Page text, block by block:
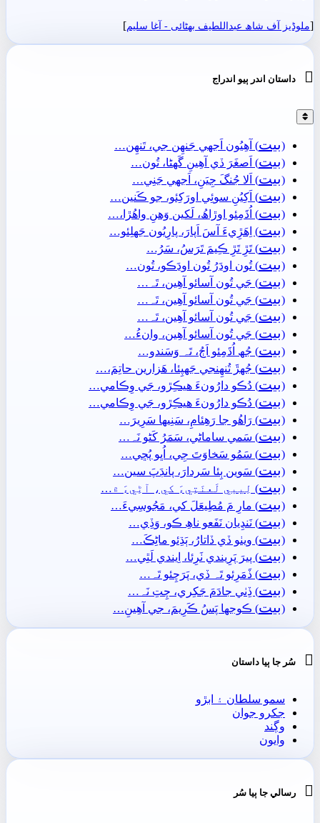
[ملوڈیز آف شاھ عبداللطیف بھٹائی - آغا سليم]
 داستان اندر ٻيو اندراج
(بيت) آھِيُون اَجهي جَنھِن جي، تَنھِن…
(بيت) اَصغَرَ ڏي آھِينِ گَهڻا، تُون…
(بيت) اَلا جُنگَ جِيَنِ، اَجهي جَنِي…
(بيت) اَکِيُنِ سوئِي اورَکِئو، جو ڪَنين…
(بيت) اُڌَمِئو اوڙاھُ، لَکين وَھنِ واھُڙا،…
(بيت) اِھَڙِيءَ آسَ اَپارَ، پارِيُون جَهلِئو…
(بيت) تَڙِ تَڙِ ڪِيمَ تَرَسُ، سَرُ…
(بيت) تُون اوڍَرُ تُون اوڍَڪو، تُون…
(بيت) جَي تُون آسائو آھِين، تَہ…
(بيت) جَي تُون آسائو آھِين، تَہ…
(بيت) جَي تُون آسائو آھِين، تَہ…
(بيت) جَي تُون آسائو آھِين، وانءُ…
(بيت) جُھ اُڌَمِئو اَڄُ، تَہ وَسَندو…
(بيت) جُھڙَ تُنھِنجي جَهپِئا، ھَزارين حاتِمَ،…
(بيت) دُڪو دارُونءَ ھيڪِڙو، جَي وِڪامي…
(بيت) دُڪو دارُونءَ ھيڪِڙو، جَي وِڪامي…
(بيت) رَاھُو جا رَھِئامِ، سَنِيھا سَرِيرَ…
(بيت) سَمي ساماڻي، سَمَرُ کَڻو نَہ…
(بيت) سَمُو سَخاوَتَ جِي، اُڀو پُڇي…
(بيت) سَوين ٻِئا سَردارَ، پانڊَپَ سين…
(بيت) لِيبي لَعنَتِيءَ کي، آڻِيءَ ۾…
(بيت) مارِ مَ مُطِيعَلَ کي، مَجُوسِيءَ…
(بيت) نَنڍِيان نَفَعو ناھِ ڪو، وَڏِي…
(بيت) ويٺو ڏي ڏاتارُ، ٻَڌِئو ماڻِڪَ…
(بيت) پيرَ پَرِيندي ٺَرِئا، اِيندي لَٿِي…
(بيت) ڏَمَرِئو تَہ ڏي، پَرَچِئو تَہ…
(بيت) ڏِٺي جادَمَ جَکِري، چِتِ نَہ…
(بيت) ڪوجها پَسُ ڪَرِيمَ، جي آھِينِ…
 سُر جا ٻيا داستان
سمو سلطان ۽ ابڙو
جکرو جوان
وڳند
وايون
 رسالي جا ٻيا سُر